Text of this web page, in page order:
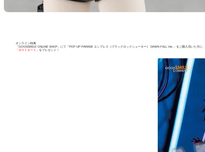
オンライン特典
「GOODSMILE ONLINE SHOP」にて「POP UP PARADE エンプレス［ブラックロックシューター］ DAWN FALL Ver.」をご購入頂いた方に、
「ポストカード 」をプレゼント！